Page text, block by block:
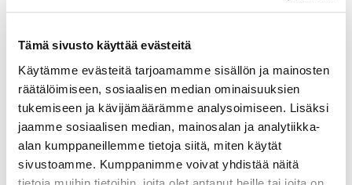
Tämä sivusto käyttää evästeitä
Käytämme evästeitä tarjoamamme sisällön ja mainosten
räätälöimiseen, sosiaalisen median ominaisuuksien
tukemiseen ja kävijämäärämme analysoimiseen. Lisäksi
jaamme sosiaalisen median, mainosalan ja analytiikka-
alan kumppaneillemme tietoja siitä, miten käytät
sivustoamme. Kumppanimme voivat yhdistää näitä
3,00
euroa
asettamismaksu
18,00
Ylijäämäilmoitusmaksu 10,00
euroa
Huutokauppaprovisio
20,00 prosenttia
Huutokauppalista- ja myyntiinasettamismaksu peritään vain
uudistuksen tai lunastuksen yhteydessä.